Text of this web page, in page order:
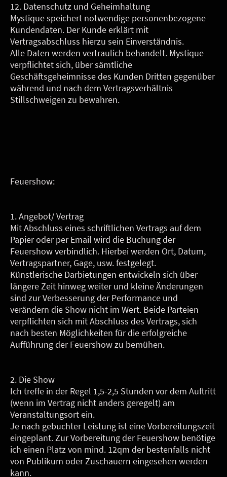
12. Datenschutz und Geheimhaltung
Mystique speichert notwendige personenbezogene
Kundendaten. Der Kunde erklärt mit
Vertragsabschluss hierzu sein Einverständnis.
Alle Daten werden vertraulich behandelt. Mystique
verpflichtet sich, über sämtliche
Geschäftsgeheimnisse des Kunden Dritten gegenüber
während und nach dem Vertragsverhältnis
Stillschweigen zu bewahren.
Feuershow:
1. Angebot/ Vertrag
Mit Abschluss eines schriftlichen Vertrags auf dem
Papier oder per Email wird die Buchung der
Feuershow verbindlich. Hierbei werden Ort, Datum,
Vertragspartner, Gage, usw. festgelegt.
Künstlerische Darbietungen entwickeln sich über
längere Zeit hinweg weiter und kleine Änderungen
sind zur Verbesserung der Performance und
verändern die Show nicht im Wert. Beide Parteien
verpflichten sich mit Abschluss des Vertrags, sich
nach besten Möglichkeiten für die erfolgreiche
Aufführung der Feuershow zu bemühen.
2. Die Show
Ich treffe in der Regel 1,5-2,5 Stunden vor dem Auftritt
(wenn im Vertrag nicht anders geregelt) am
Veranstaltungsort ein.
Je nach gebuchter Leistung ist eine Vorbereitungszeit
eingeplant. Zur Vorbereitung der Feuershow benötige
ich einen Platz von mind. 12qm der bestenfalls nicht
von Publikum oder Zuschauern eingesehen werden
kann.